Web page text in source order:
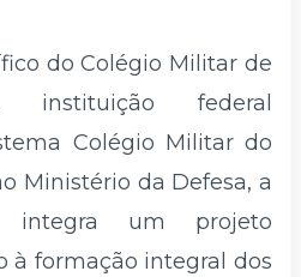
do Colégio Militar de
instituição federal
Colégio Militar do
Ministério da Defesa, a
integra um projeto
à formação integral dos